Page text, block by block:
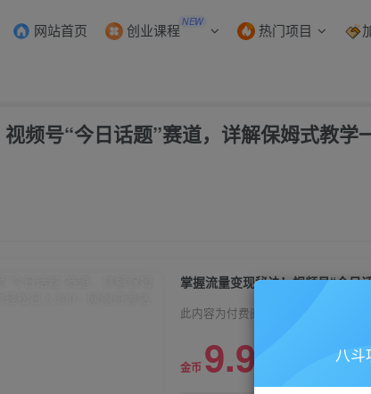
网站首页 创业课程 NEW 热门项目
频号“今日话题”赛道，详解保姆式教
此内容为付费阅读，请付费后查看
金币 9.9 八斗